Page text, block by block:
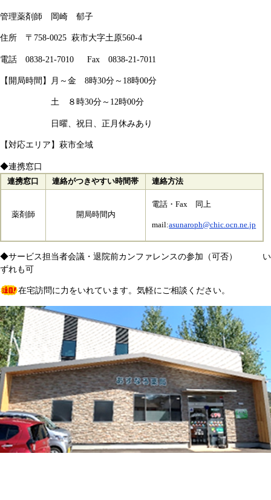
管理薬剤師 岡崎 郁子
住所 〒758-0025 萩市大字土原560-4
電話 0838-21-7010 Fax 0838-21-7011​
【開局時間】月～金 8時30分～18時00分
土 ８時30分～12時00分
日曜、祝日、正月休みあり
【対応エリア】萩市全域
◆連携窓口
連携窓口 連絡がつきやすい時間帯 連絡方法
薬剤師 開局時間内
電話・Fax 同上
mail:asunaroph@chic.ocn.ne.jp
◆サービス担当者会議・退院前カンファレンスの参加（可否） い
ずれも可
在宅訪問に力をいれています。気軽にご相談ください。